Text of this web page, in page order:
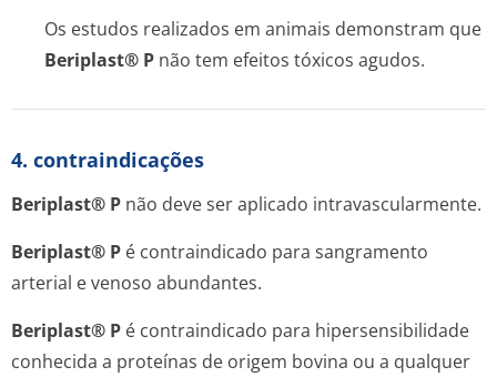
Os estudos realizados em animais demonstram que
Beriplast® P não tem efeitos tóxicos agudos.
4. contraindicações
Beriplast® P não deve ser aplicado intravascularmente.
Beriplast® P é contraindicado para sangramento
arterial e venoso abundantes.
Beriplast® P é contraindicado para hipersensibilidade
conhecida a proteínas de origem bovina ou a qualquer